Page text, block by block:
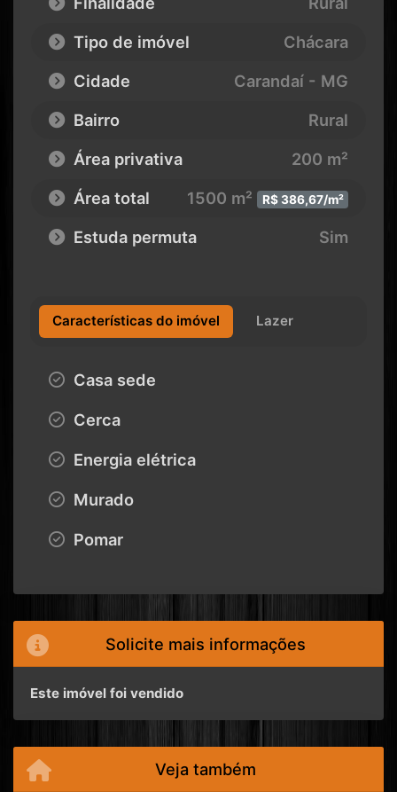
Tipo de imóvel
Chácara
Cidade
Carandaí - MG
Bairro
Rural
Área privativa
200 m²
Área total
1500 m² R$ 386,67/m²
Estuda permuta Sim
Características do imóvel Lazer
Casa sede
Cerca
Energia elétrica
Murado
Pomar
Solicite mais informações
Este imóvel foi vendido
Veja também